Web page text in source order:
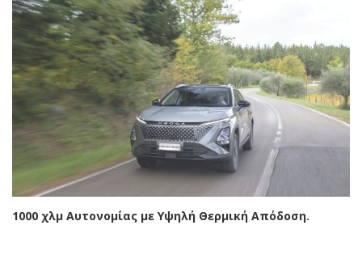
1000 χλμ Aυτονομίας με Υψηλή Θερμική Απόδοση.